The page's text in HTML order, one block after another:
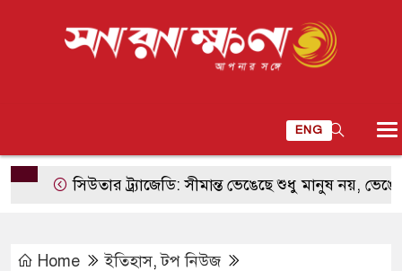
ENG
সিউতার ট্র্যাজেডি: সীমান্ত ভেঙেছে শুধু মানুষ নয়, ভেঙেছে
Home ইতিহাস,টপ নিউজ